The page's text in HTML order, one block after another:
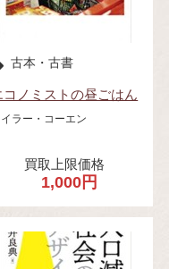
古本・古書
コノミストの昼ごはん
ラー・コーエン
買取上限価格
1,000円